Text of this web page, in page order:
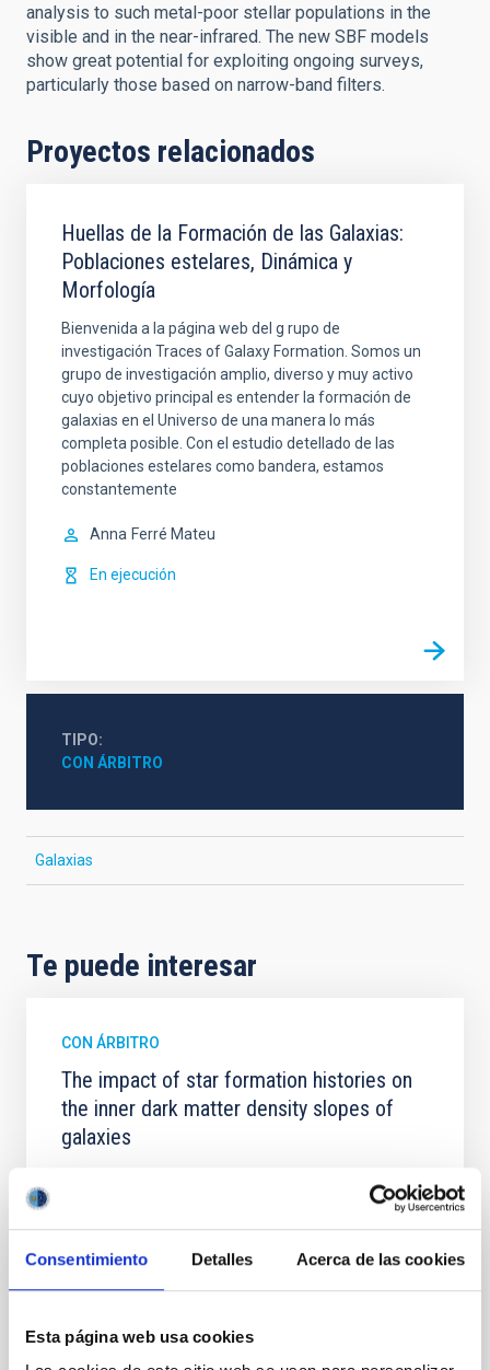
Consentimiento Detalles Acerca de las cookies
Esta página web usa cookies
analysis to such metal-poor stellar populations in the
visible and in the near-infrared. The new SBF models
show great potential for exploiting ongoing surveys,
particularly those based on narrow-band filters.
Proyectos relacionados
Huellas de la Formación de las Galaxias:
Poblaciones estelares, Dinámica y
Morfología
Bienvenida a la página web del g rupo de
investigación Traces of Galaxy Formation. Somos un
grupo de investigación amplio, diverso y muy activo
cuyo objetivo principal es entender la formación de
galaxias en el Universo de una manera lo más
completa posible. Con el estudio detellado de las
poblaciones estelares como bandera, estamos
constantemente
Anna Ferré Mateu
En ejecución
TIPO
CON ÁRBITRO
Galaxias
Te puede interesar
CON ÁRBITRO
The impact of star formation histories on
the inner dark matter density slopes of
galaxies
star formation histories (SFHs) and the inner dark
temporal distribution of star formation influence the
formation of cored versus cuspy dark matter profiles.